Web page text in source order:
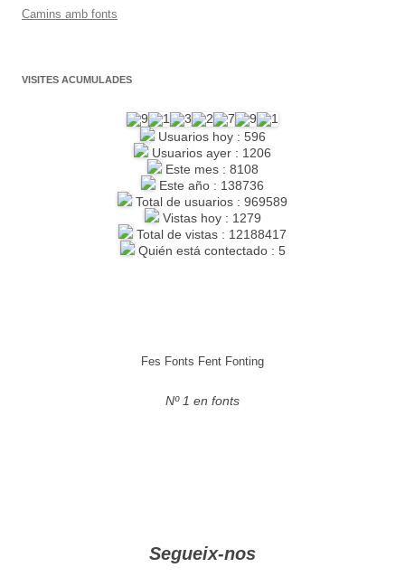
Camins amb fonts
VISITES ACUMULADES
Usuarios hoy : 596
Usuarios ayer : 1206
Este mes : 8108
Este año : 138736
Total de usuarios : 969589
Vistas hoy : 1279
Total de vistas : 12188417
Quién está contectado : 5
Fes Fonts Fent Fonting
Nº 1 en fonts
Segueix-nos